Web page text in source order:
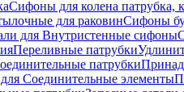
Сифоны для колена патрубка,
для раковинСифоны
для Внутристенные сифоны
Переливные патрубки
патрубки
Соединительные элементы